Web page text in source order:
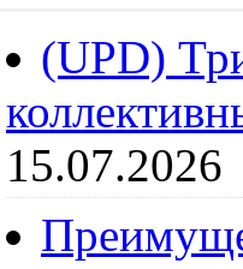
(UPD)
15.07.2026